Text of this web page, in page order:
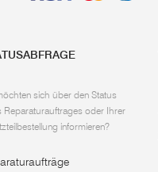
sich über den Status
Reparaturauftrages oder Ihrer
informieren?